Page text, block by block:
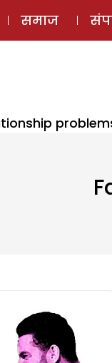
समाज